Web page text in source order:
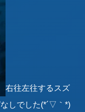
右往左往するスズ
しでした(*´▽｀*)